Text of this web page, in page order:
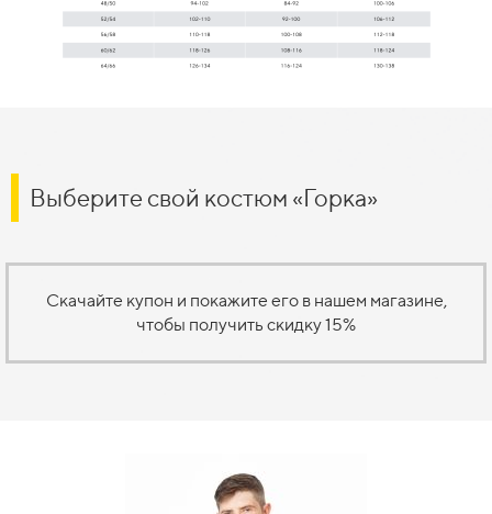
Выберите свой костюм «Горка»
Скачайте купон и покажите его в нашем магазине,
чтобы получить скидку 15%